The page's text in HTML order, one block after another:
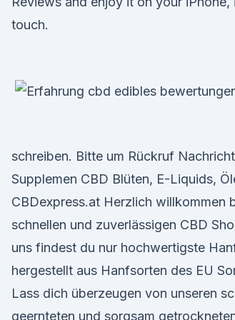
touch.
schreiben. Bitte um Rückruf
Supplemen CBD Blüten, E-Liquids,
CBDexpress.at Herzlich willkommen
schnellen und zuverlässigen CBD
uns findest du nur hochwertigste
hergestellt aus Hanfsorten des EU
Lass dich überzeugen von unseren
geernteten und sorgsam